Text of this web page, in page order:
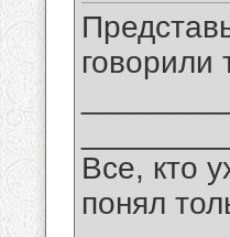
говорили
Все, кто
понял